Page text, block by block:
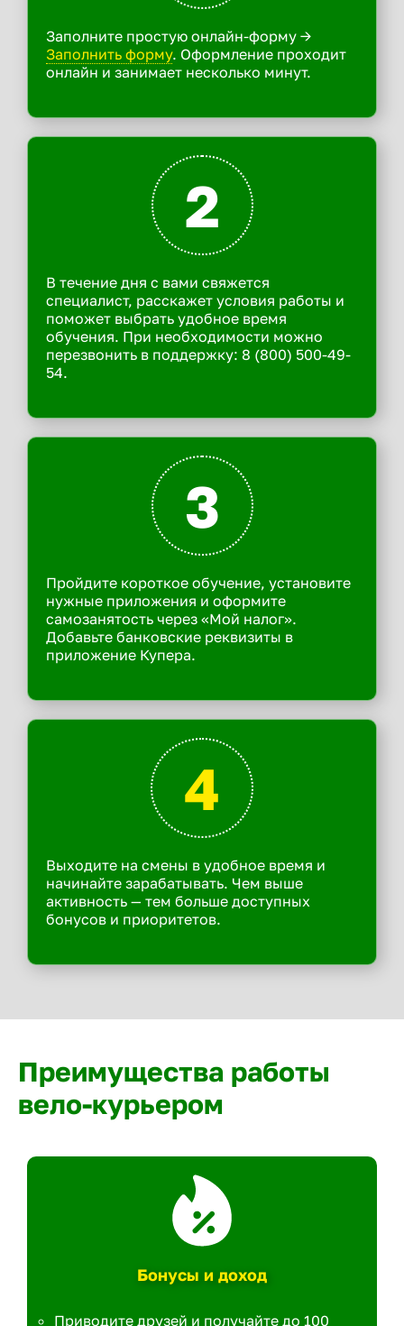
Заполните простую онлайн-форму ->
Заполнить форму. Оформление проходит
онлайн и занимает несколько минут.
2
В течение дня с вами свяжется
специалист, расскажет условия работы и
поможет выбрать удобное время
обучения. При необходимости можно
перезвонить в поддержку: 8 (800) 500-49-
54.
3
Пройдите короткое обучение, установите
нужные приложения и оформите
самозанятость через «Мой налог».
Добавьте банковские реквизиты в
приложение Купера.
4
Выходите на смены в удобное время и
начинайте зарабатывать. Чем выше
активность — тем больше доступных
бонусов и приоритетов.
Преимущества работы
вело-курьером
Бонусы и доход
Приводите друзей и получайте до 100